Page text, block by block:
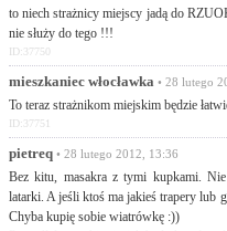
to niech strażnicy miejscy jadą do
nie służy do tego !!!
ID:37750
mieszkaniec włocławka • 28 lutego
To teraz strażnikom miejskim będzie
ID:37751
pietreq • 28 lutego 2012, 13:36
Bez kitu, masakra z tymi kupkami.
latarki. A jeśli ktoś ma jakieś trapery lub
Chyba kupię sobie wiatrówkę :))